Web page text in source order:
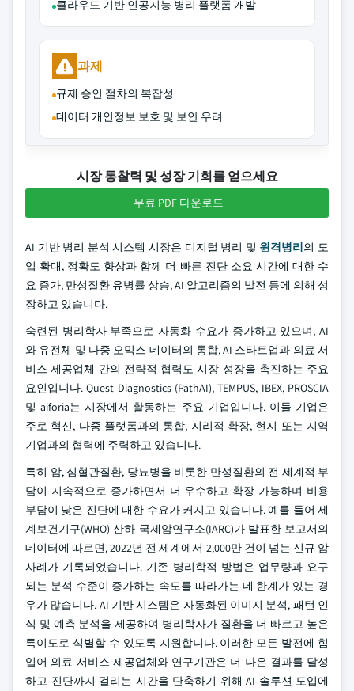
클라우드 기반 인공지능 병리 플랫폼 개발
과제
규제 승인 절차의 복잡성
데이터 개인정보 보호 및 보안 우려
시장 통찰력 및 성장 기회를 얻으세요
무료 PDF 다운로드
AI 기반 병리 분석 시스템 시장은 디지털 병리 및 원격병리의 도
입 확대, 정확도 향상과 함께 더 빠른 진단 소요 시간에 대한 수
요 증가, 만성질환 유병률 상승, AI 알고리즘의 발전 등에 의해 성
장하고 있습니다.
숙련된 병리학자 부족으로 자동화 수요가 증가하고 있으며, AI
와 유전체 및 다중 오믹스 데이터의 통합, AI 스타트업과 의료 서
비스 제공업체 간의 전략적 협력도 시장 성장을 촉진하는 주요
요인입니다. Quest Diagnostics (PathAI), TEMPUS, IBEX, PROSCIA
및 aiforia는 시장에서 활동하는 주요 기업입니다. 이들 기업은
주로 혁신, 다중 플랫폼과의 통합, 지리적 확장, 현지 또는 지역
기업과의 협력에 주력하고 있습니다.
특히 암, 심혈관질환, 당뇨병을 비롯한 만성질환의 전 세계적 부
담이 지속적으로 증가하면서 더 우수하고 확장 가능하며 비용
부담이 낮은 진단에 대한 수요가 커지고 있습니다. 예를 들어 세
계보건기구(WHO) 산하 국제암연구소(IARC)가 발표한 보고서의
데이터에 따르면, 2022년 전 세계에서 2,000만 건이 넘는 신규 암
사례가 기록되었습니다. 기존 병리학적 방법은 업무량과 요구
되는 분석 수준이 증가하는 속도를 따라가는 데 한계가 있는 경
우가 많습니다. AI 기반 시스템은 자동화된 이미지 분석, 패턴 인
식 및 예측 분석을 제공하여 병리학자가 질환을 더 빠르고 높은
특이도로 식별할 수 있도록 지원합니다. 이러한 모든 발전에 힘
입어 의료 서비스 제공업체와 연구기관은 더 나은 결과를 달성
하고 진단까지 걸리는 시간을 단축하기 위해 AI 솔루션 도입에